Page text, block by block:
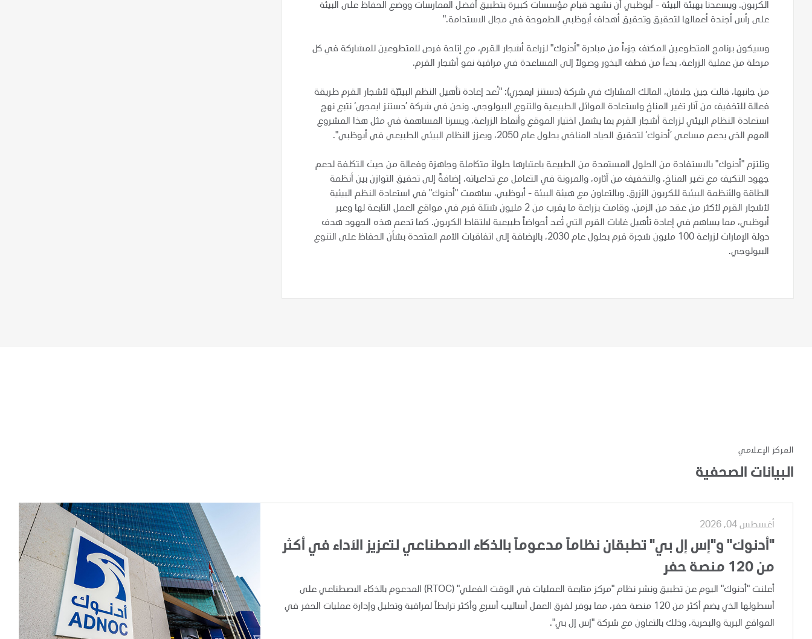
الكربون. ويسعدنا بهيئة البيئة - أبوظبي أن نشهد قيام مؤسسات كبيرة بتطبيق أفضل الممارسات ووضع الحفاظ على البيئة
على رأس أجندة أعمالها لتحقيق وتحقيق أهداف أبوظبي الطموحة في مجال الاستدامة."
وسيكون برنامج المتطوعين المكثف جزءاً من مبادرة "أدنوك" لزراعة أشجار القرم، مع إتاحة فرص للمتطوعين للمشاركة في كل
مرحلة من عملية الزراعة، بدءاً من قطف البذور وصولاً إلى المساعدة في مراقبة نمو أشجار القرم.
من جانبها، قالت جين جلافان، المالك المشارك في شركة (دستنز ايمجري): "تُعد إعادة تأهيل النظم البيئيّة لأشجار القرم طريقة
فعالة للتخفيف من آثار تغير المناخ واستعادة الموائل الطبيعية والتنوع البيولوجي. ونحن في شركة ’دستنز ايمجري‘ نتبع نهج
استعادة النظام البيئي لزراعة أشجار القرم بما يشمل اختيار الموقع وأنماط الزراعة، ويسرنا المساهمة في مثل هذا المشروع
المهم الذي يدعم مساعي ’أدنوك‘ لتحقيق الحياد المناخي بحلول عام 2050، ويعزز النظام البيئي الطبيعي في أبوظبي".
وتلتزم "أدنوك" بالاستفادة من الحلول المستمدة من الطبيعة باعتبارها حلولاً متكاملة وجاهزة وفعالة من حيث التكلفة لدعم
جهود التكيف مع تغير المناخ، والتخفيف من آثاره، والمرونة في التعامل مع تداعياته، إضافةً إلى تحقيق التوازن بين أنظمة
الطاقة والأنظمة البيئية للكربون الأزرق. وبالتعاون مع هيئة البيئة - أبوظبي، ساهمت "أدنوك" في استعادة النظم البيئية
لأشجار القرم لأكثر من عقد من الزمن، وقامت بزراعة ما يقرب من 2 مليون شتلة قرم في مواقع العمل التابعة لها وعبر
أبوظبي، مما يساهم في إعادة تأهيل غابات القرم التي تُعد أحواضاً طبيعية لالتقاط الكربون. كما تدعم هذه الجهود هدف
دولة الإمارات لزراعة 100 مليون شجرة قرم بحلول عام 2030، بالإضافة إلى اتفاقيات الأمم المتحدة بشأن الحفاظ على التنوع
البيولوجي.
المركز الإعلامي
البيانات الصحفية
أغسطس 04, 2026
"أدنوك" و"إس إل بي" تطبقان نظاماً مدعوماً بالذكاء الاصطناعي لتعزيز الأداء في أكثر
من 120 منصة حفر
أعلنت "أدنوك" اليوم عن تطبيق ونشر نظام "مركز متابعة العمليات في الوقت الفعلي" (RTOC) المدعوم بالذكاء الاصطناعي على
أسطولها الذي يضم أكثر من 120 منصة حفر، مما يوفر لفرق العمل أساليب أسرع وأكثر ترابطاً لمراقبة وتحليل وإدارة عمليات الحفر في
المواقع البرية والبحرية، وذلك بالتعاون مع شركة "إس إل بي".